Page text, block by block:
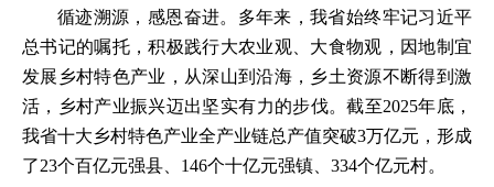
循迹溯源，感恩奋进。多年来，我省始终牢记习近平
总书记的嘱托，积极践行大农业观、大食物观，因地制宜
发展乡村特色产业，从深山到沿海，乡土资源不断得到激
活，乡村产业振兴迈出坚实有力的步伐。截至2025年底，
我省十大乡村特色产业全产业链总产值突破3万亿元，形成
了23个百亿元强县、146个十亿元强镇、334个亿元村。